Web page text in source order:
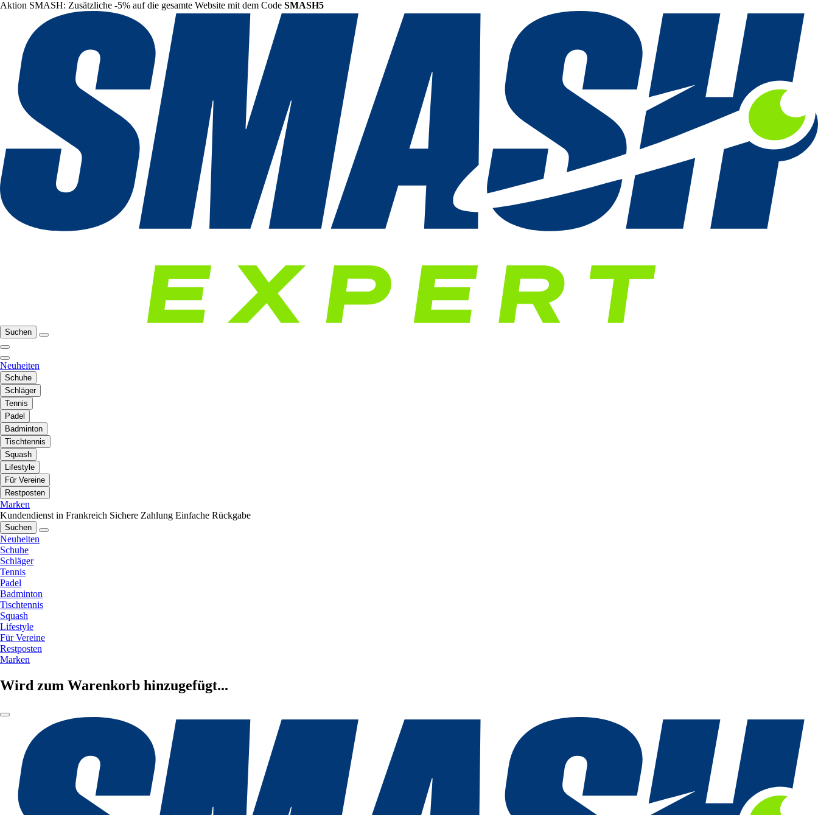
Aktion SMASH: Zusätzliche -5% auf die gesamte Website mit dem Code SMASH5
Suchen
Neuheiten
Schuhe
Schläger
Tennis
Padel
Badminton
Tischtennis
Squash
Lifestyle
Für Vereine
Restposten
Marken
Kundendienst in Frankreich Sichere Zahlung Einfache Rückgabe
Suchen
Neuheiten
Schuhe
Schläger
Tennis
Padel
Badminton
Tischtennis
Squash
Lifestyle
Für Vereine
Restposten
Marken
Wird zum Warenkorb hinzugefügt...